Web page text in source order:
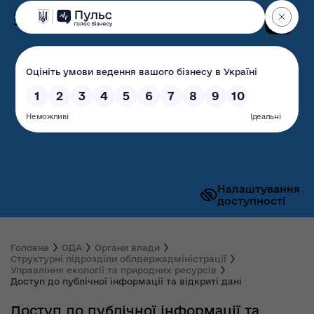
Налаштування
доступності
Волинська обласна
державна адміністрація
Головна ОДА
Органи влади
Структурні підрозділи облдержадміністрації
Управління екології та природних ресурсів
Доступ до публічної інформації та відкриті дані
Доступ до публічної інформації та